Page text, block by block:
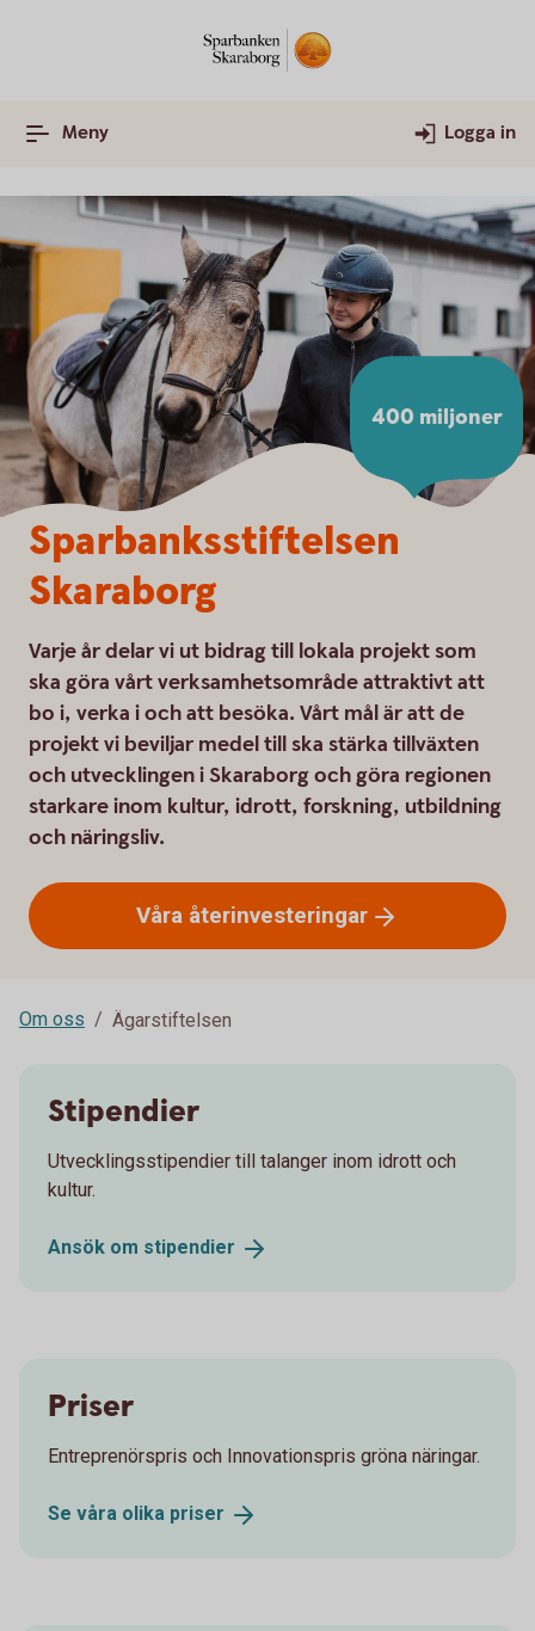
Meny Logga in
400 miljoner
Sparbanksstiftelsen
Skaraborg
Varje år delar vi ut bidrag till lokala projekt som
ska göra vårt verksamhetsområde attraktivt att
bo i, verka i och att besöka. Vårt mål är att de
projekt vi beviljar medel till ska stärka tillväxten
och utvecklingen i Skaraborg och göra regionen
starkare inom kultur, idrott, forskning, utbildning
och näringsliv.
Våra återinvesteringar
Om oss Ägarstiftelsen
Stipendier
Utvecklingsstipendier till talanger inom idrott och
kultur.
Ansök om stipendier
Priser
Entreprenörspris och Innovationspris gröna näringar.
Se våra olika priser